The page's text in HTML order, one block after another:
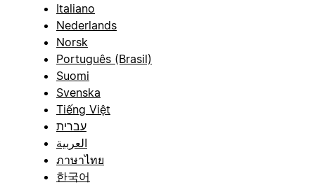
Italiano
Nederlands
Norsk
Português (Brasil)
Suomi
Svenska
Tiếng Việt
עברית
العربية
ภาษาไทย
한국어